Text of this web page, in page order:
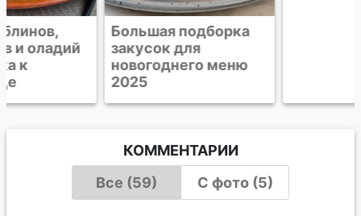
Большая подборка
закусок для
новогоднего меню
2025
Мини-бутерброды с
лососем и кремом
из хрена
КОММЕНТАРИИ
Все (59)
С фото (5)